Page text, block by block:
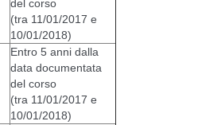
del corso
(tra 11/01/2017 e
10/01/2018)
Entro 5 anni dalla
data documentata
del corso
(tra 11/01/2017 e
10/01/2018)